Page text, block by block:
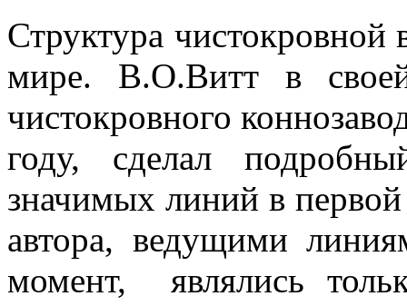
Структура
мире. В.О.Витт в
чистокровного
году, сделал
значимых линий в
автора, ведущими
момент, являлись